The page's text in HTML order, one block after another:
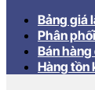
Bảng giá
Phân
Bán
Hàng tồn